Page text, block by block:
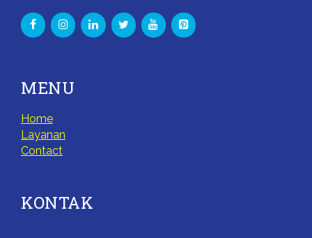
MENU
Home
Layanan
Contact
KONTAK